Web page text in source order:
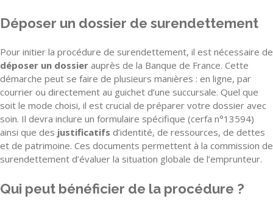
Déposer un dossier de surendettement
Pour initier la procédure de surendettement, il est nécessaire de
déposer un dossier auprès de la Banque de France. Cette
démarche peut se faire de plusieurs manières : en ligne, par
courrier ou directement au guichet d’une succursale. Quel que
soit le mode choisi, il est crucial de préparer votre dossier avec
soin. Il devra inclure un formulaire spécifique (cerfa n°13594)
ainsi que des justificatifs d’identité, de ressources, de dettes
et de patrimoine. Ces documents permettent à la commission de
surendettement d’évaluer la situation globale de l’emprunteur.
Qui peut bénéficier de la procédure ?